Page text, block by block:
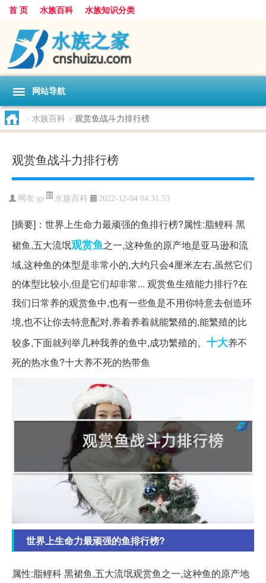
首 页 水族百科 水族知识分类
网站导航
> 水族百科 > 观赏鱼战斗力排行榜
观赏鱼战斗力排行榜
网友:gs 水族百科 2022-12-04 04:31:53
[摘要]：世界上生命力最顽强的鱼排行榜?属性:脂鲤科 黑
裙鱼,五大流氓观赏鱼之一,这种鱼的原产地是亚马逊和流
域,这种鱼的体型是非常小的,大约只会4厘米左右,虽然它们
的体型比较小,但是它们却非常... 观赏鱼生殖能力排行?在
我们日常养的观赏鱼中,也有一些鱼是不用你特意去创造环
境,也不让你去特意配对,养着养着就能繁殖的,能繁殖的比
较多,下面就列举几种我养的鱼中,成功繁殖的。 十大养不
死的热水鱼?十大养不死的热带鱼
世界上生命力最顽强的鱼排行榜?
属性:脂鲤科 黑裙鱼,五大流氓观赏鱼之一,这种鱼的原产地